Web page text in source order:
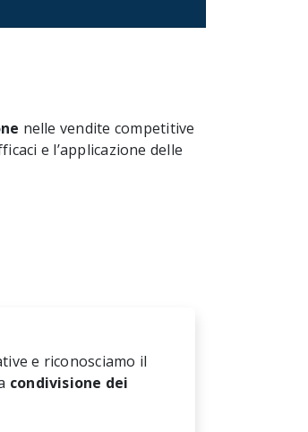
nelle vendite competitive
e l’applicazione delle
e riconosciamo il
condivisione dei